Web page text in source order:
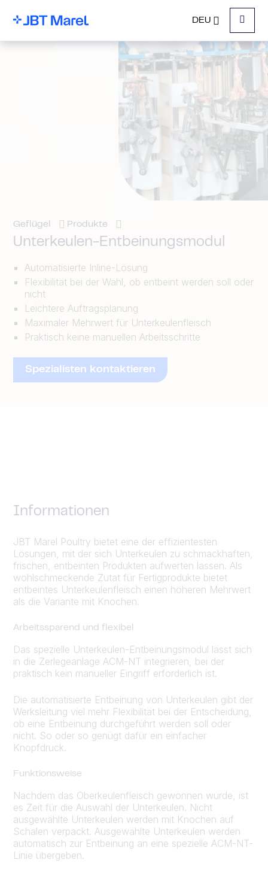
DEU
Menu
Geflügel Produkte
Unterkeulen-Entbeinungsmodul
Automatisierte Inline-Lösung
Flexibilität bei der Wahl, ob entbeint werden soll oder
nicht
Leichtere Auftragsplanung
Maximaler Mehrwert für Unterkeulenfleisch
Praktisch keine manuellen Arbeitsschritte
Spezialisten kontaktieren
Informationen
JBT Marel Poultry bietet eine der effizientesten
Lösungen, mit der sich Unterkeulen zu schmackhaften,
frischen, entbeinten Produkten aufwerten lassen. Als
wohlschmeckende Zutat für Fertigprodukte bietet
entbeintes Unterkeulenfleisch einen höheren Mehrwert
als die Variante mit Knochen.
Arbeitssparend und flexibel
Das spezielle Unterkeulen-Entbeinungsmodul lässt sich
in die Zerlegeanlage ACM-NT integrieren, bei der
praktisch kein manueller Eingriff erforderlich ist.
Die automatisierte Entbeinung von Unterkeulen gibt der
Werksleitung viel mehr Flexibilität bei der Entscheidung,
ob eine Entbeinung durchgeführt werden soll oder
nicht. So oder so genügt dafür ein einfacher
Knopfdruck.
Funktionsweise
Nachdem das Oberkeulenfleisch gewonnen wurde, ist
es Zeit für die Auswahl der Unterkeulen. Nicht
ausgewählte Unterkeulen werden mit Knochen auf
Schalen verpackt. Ausgewählte Unterkeulen werden
automatisch zur Entbeinung an eine spezielle ACM-NT-
Linie übergeben.